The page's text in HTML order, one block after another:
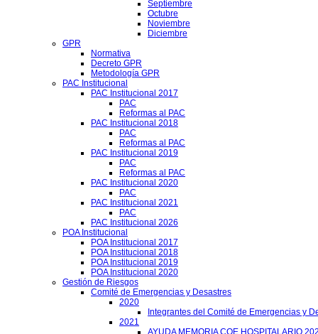
Septiembre
Octubre
Noviembre
Diciembre
GPR
Normativa
Decreto GPR
Metodología GPR
PAC Institucional
PAC Institucional 2017
PAC
Reformas al PAC
PAC Institucional 2018
PAC
Reformas al PAC
PAC Institucional 2019
PAC
Reformas al PAC
PAC Institucional 2020
PAC
PAC Institucional 2021
PAC
PAC Institucional 2026
POA Institucional
POA Institucional 2017
POA Institucional 2018
POA Institucional 2019
POA Institucional 2020
Gestión de Riesgos
Comité de Emergencias y Desastres
2020
Integrantes del Comité de Emergencias y
2021
AYUDA MEMORIA COE HOSPITALARIO